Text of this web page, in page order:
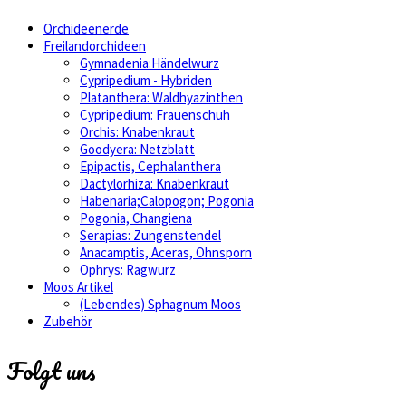
Orchideenerde
Freilandorchideen
Gymnadenia:Händelwurz
Cypripedium - Hybriden
Platanthera: Waldhyazinthen
Cypripedium: Frauenschuh
Orchis: Knabenkraut
Goodyera: Netzblatt
Epipactis, Cephalanthera
Dactylorhiza: Knabenkraut
Habenaria;Calopogon; Pogonia
Pogonia, Changiena
Serapias: Zungenstendel
Anacamptis, Aceras, Ohnsporn
Ophrys: Ragwurz
Moos Artikel
(Lebendes) Sphagnum Moos
Zubehör
Folgt uns